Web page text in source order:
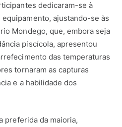
dedicaram-se à
ajustando-se às
Mondego, que, embora seja
piscícola, apresentou
das temperaturas
tornaram as capturas
e a habilidade dos
preferida da maioria,